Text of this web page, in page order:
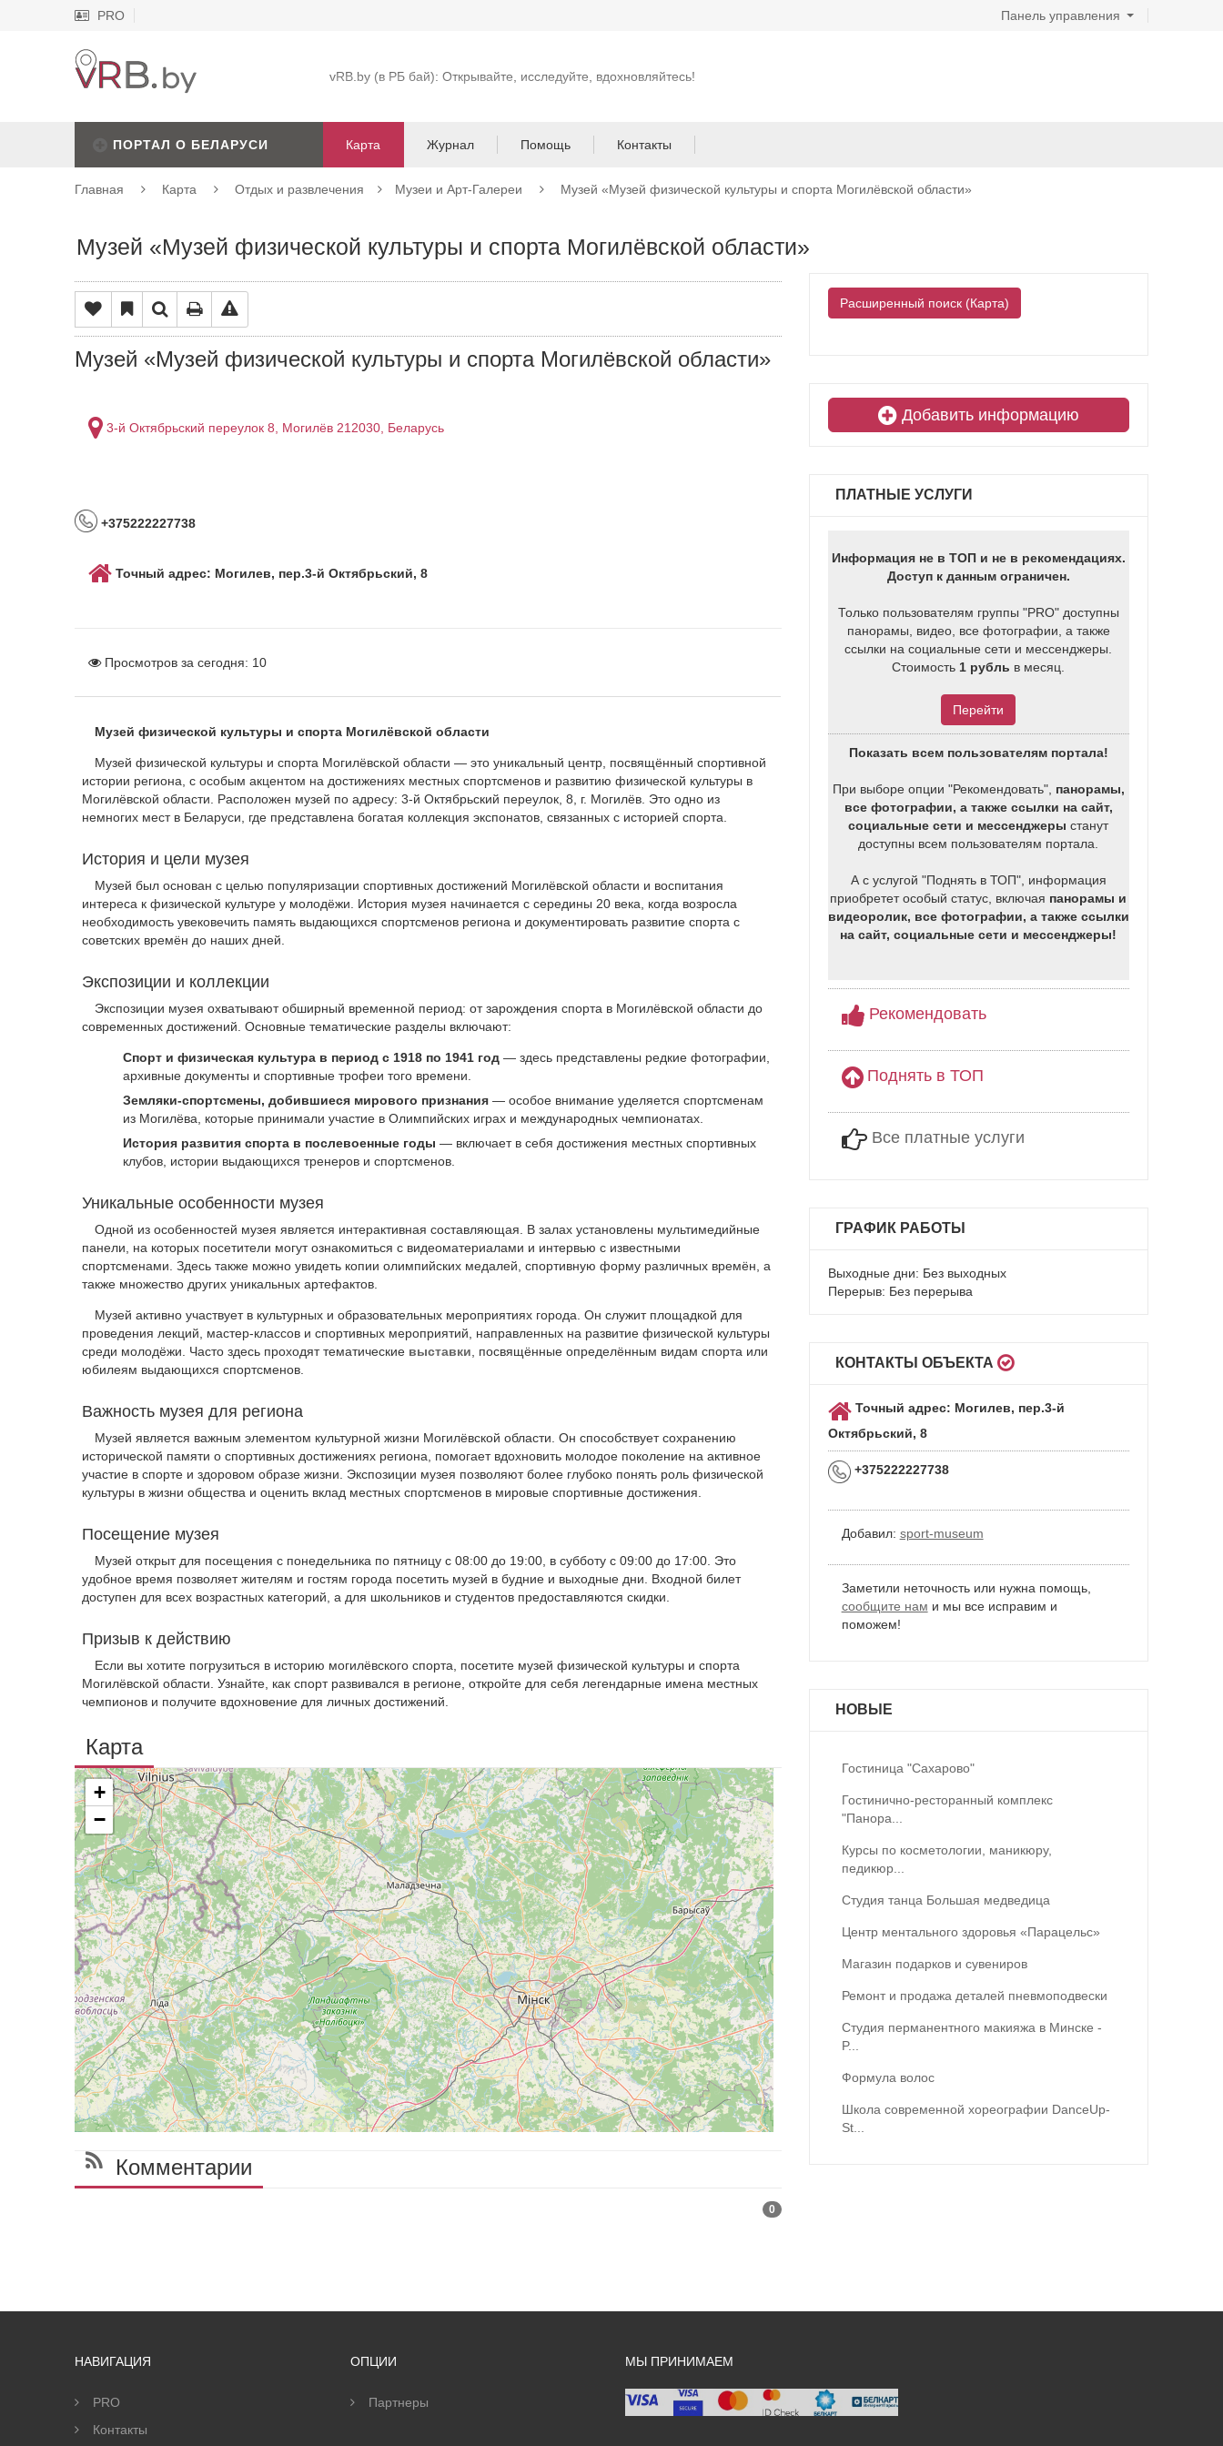
PRO Панель управления
vRB.by (в РБ бай): Открывайте, исследуйте, вдохновляйтесь!
ПОРТАЛ О БЕЛАРУСИ Карта Журнал Помощь Контакты
Главная Карта Отдых и развлечения Музеи и Арт-Галереи Музей «Музей физической культуры и спорта Могилёвской области»
Музей «Музей физической культуры и спорта Могилёвской области»
Музей «Музей физической культуры и спорта Могилёвской области»
3-й Октябрьский переулок 8, Могилёв 212030, Беларусь
+375222227738
Точный адрес: Могилев, пер.3-й Октябрьский, 8
Просмотров за сегодня: 10
Музей физической культуры и спорта Могилёвской области
Музей физической культуры и спорта Могилёвской области — это уникальный центр, посвящённый спортивной
истории региона, с особым акцентом на достижениях местных спортсменов и развитию физической культуры в
Могилёвской области. Расположен музей по адресу: 3-й Октябрьский переулок, 8, г. Могилёв. Это одно из
немногих мест в Беларуси, где представлена богатая коллекция экспонатов, связанных с историей спорта.
История и цели музея
Музей был основан с целью популяризации спортивных достижений Могилёвской области и воспитания
интереса к физической культуре у молодёжи. История музея начинается с середины 20 века, когда возросла
необходимость увековечить память выдающихся спортсменов региона и документировать развитие спорта с
советских времён до наших дней.
Экспозиции и коллекции
Экспозиции музея охватывают обширный временной период: от зарождения спорта в Могилёвской области до
современных достижений. Основные тематические разделы включают:
Спорт и физическая культура в период с 1918 по 1941 год — здесь представлены редкие фотографии,
архивные документы и спортивные трофеи того времени.
Земляки-спортсмены, добившиеся мирового признания — особое внимание уделяется спортсменам
из Могилёва, которые принимали участие в Олимпийских играх и международных чемпионатах.
История развития спорта в послевоенные годы — включает в себя достижения местных спортивных
клубов, истории выдающихся тренеров и спортсменов.
Уникальные особенности музея
Одной из особенностей музея является интерактивная составляющая. В залах установлены мультимедийные
панели, на которых посетители могут ознакомиться с видеоматериалами и интервью с известными
спортсменами. Здесь также можно увидеть копии олимпийских медалей, спортивную форму различных времён, а
также множество других уникальных артефактов.
Музей активно участвует в культурных и образовательных мероприятиях города. Он служит площадкой для
проведения лекций, мастер-классов и спортивных мероприятий, направленных на развитие физической культуры
среди молодёжи. Часто здесь проходят тематические выставки , посвящённые определённым видам спорта или
юбилеям выдающихся спортсменов.
Важность музея для региона
Музей является важным элементом культурной жизни Могилёвской области. Он способствует сохранению
исторической памяти о спортивных достижениях региона, помогает вдохновить молодое поколение на активное
участие в спорте и здоровом образе жизни. Экспозиции музея позволяют более глубоко понять роль физической
культуры в жизни общества и оценить вклад местных спортсменов в мировые спортивные достижения.
Посещение музея
Музей открыт для посещения с понедельника по пятницу с 08:00 до 19:00, в субботу с 09:00 до 17:00. Это
удобное время позволяет жителям и гостям города посетить музей в будние и выходные дни. Входной билет
доступен для всех возрастных категорий, а для школьников и студентов предоставляются скидки.
Призыв к действию
Если вы хотите погрузиться в историю могилёвского спорта, посетите музей физической культуры и спорта
Могилёвской области. Узнайте, как спорт развивался в регионе, откройте для себя легендарные имена местных
чемпионов и получите вдохновение для личных достижений.
Карта
+
−
Комментарии
0
Расширенный поиск (Карта)
Добавить информацию
ПЛАТНЫЕ УСЛУГИ
Информация не в ТОП и не в рекомендациях.
Доступ к данным ограничен.
Только пользователям группы "PRO" доступны
панорамы, видео, все фотографии, а также
ссылки на социальные сети и мессенджеры.
Стоимость 1 рубль в месяц.
Перейти
Показать всем пользователям портала!
При выборе опции "Рекомендовать", панорамы,
все фотографии, а также ссылки на сайт,
социальные сети и мессенджеры станут
доступны всем пользователям портала.
А с услугой "Поднять в ТОП", информация
приобретет особый статус, включая панорамы и
видеоролик, все фотографии, а также ссылки
на сайт, социальные сети и мессенджеры!
Рекомендовать
Поднять в ТОП
Все платные услуги
ГРАФИК РАБОТЫ
Выходные дни: Без выходных
Перерыв: Без перерыва
КОНТАКТЫ ОБЪЕКТА
Точный адрес: Могилев, пер.3-й
Октябрьский, 8
+375222227738
Добавил: sport-museum
Заметили неточность или нужна помощь,
сообщите нам и мы все исправим и
поможем!
НОВЫЕ
Гостиница "Сахарово"
Гостинично-ресторанный комплекс
"Панора...
Курсы по косметологии, маникюру,
педикюр...
Студия танца Большая медведица
Центр ментального здоровья «Парацельс»
Магазин подарков и сувениров
Ремонт и продажа деталей пневмоподвески
Студия перманентного макияжа в Минске -
P...
Формула волос
Школа современной хореографии DanceUp-
St...
НАВИГАЦИЯ
PRO
Контакты
ОПЦИИ
Партнеры
МЫ ПРИНИМАЕМ